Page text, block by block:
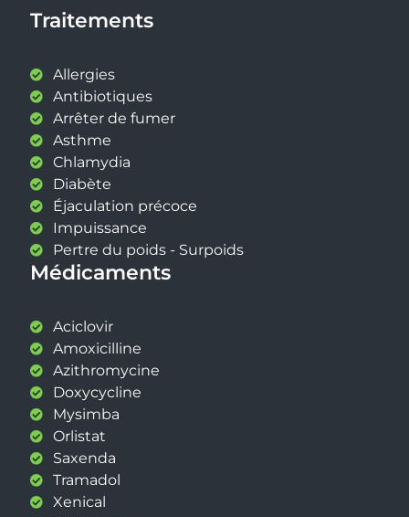
Traitements
Allergies
Antibiotiques
Arrêter de fumer
Asthme
Chlamydia
Diabète
Éjaculation précoce
Impuissance
Pertre du poids - Surpoids
Médicaments
Aciclovir
Amoxicilline
Azithromycine
Doxycycline
Mysimba
Orlistat
Saxenda
Tramadol
Xenical